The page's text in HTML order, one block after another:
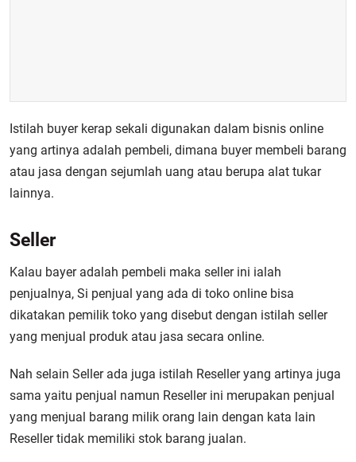
Istilah buyer kerap sekali digunakan dalam bisnis online
yang artinya adalah pembeli, dimana buyer membeli barang
atau jasa dengan sejumlah uang atau berupa alat tukar
lainnya.
Seller
Kalau bayer adalah pembeli maka seller ini ialah
penjualnya, Si penjual yang ada di toko online bisa
dikatakan pemilik toko yang disebut dengan istilah seller
yang menjual produk atau jasa secara online.
Nah selain Seller ada juga istilah Reseller yang artinya juga
sama yaitu penjual namun Reseller ini merupakan penjual
yang menjual barang milik orang lain dengan kata lain
Reseller tidak memiliki stok barang jualan.